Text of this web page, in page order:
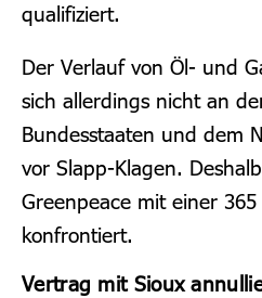
qualifiziert.
Der Verlauf von Öl- und
sich allerdings nicht an
Bundesstaaten und dem
vor Slapp-Klagen.
Greenpeace mit einer
konfrontiert.
Vertrag mit Sioux